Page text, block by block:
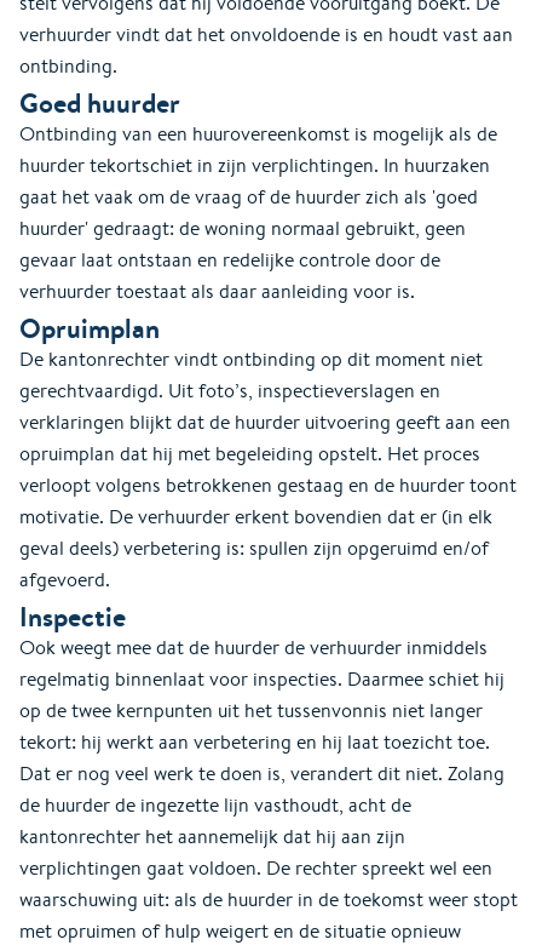
verhuurder vindt dat het onvoldoende is en houdt vast aan
ontbinding.
Goed huurder
Ontbinding van een huurovereenkomst is mogelijk als de
huurder tekortschiet in zijn verplichtingen. In huurzaken
gaat het vaak om de vraag of de huurder zich als 'goed
huurder' gedraagt: de woning normaal gebruikt, geen
gevaar laat ontstaan en redelijke controle door de
verhuurder toestaat als daar aanleiding voor is.
Opruimplan
De kantonrechter vindt ontbinding op dit moment niet
gerechtvaardigd. Uit foto’s, inspectieverslagen en
verklaringen blijkt dat de huurder uitvoering geeft aan een
opruimplan dat hij met begeleiding opstelt. Het proces
verloopt volgens betrokkenen gestaag en de huurder toont
motivatie. De verhuurder erkent bovendien dat er (in elk
geval deels) verbetering is: spullen zijn opgeruimd en/of
afgevoerd.
Inspectie
Ook weegt mee dat de huurder de verhuurder inmiddels
regelmatig binnenlaat voor inspecties. Daarmee schiet hij
op de twee kernpunten uit het tussenvonnis niet langer
tekort: hij werkt aan verbetering en hij laat toezicht toe.
Dat er nog veel werk te doen is, verandert dit niet. Zolang
de huurder de ingezette lijn vasthoudt, acht de
kantonrechter het aannemelijk dat hij aan zijn
verplichtingen gaat voldoen. De rechter spreekt wel een
waarschuwing uit: als de huurder in de toekomst weer stopt
met opruimen of hulp weigert en de situatie opnieuw